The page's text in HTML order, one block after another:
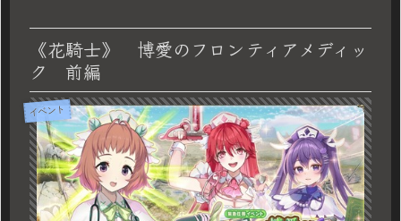
《花騎士》 博愛のフロンティアメディッ
ク 前編
イベント